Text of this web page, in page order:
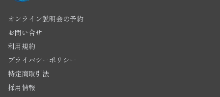
オンライン説明会の予約
お問い合せ
利用規約
プライバシーポリシー
特定商取引法
採用情報